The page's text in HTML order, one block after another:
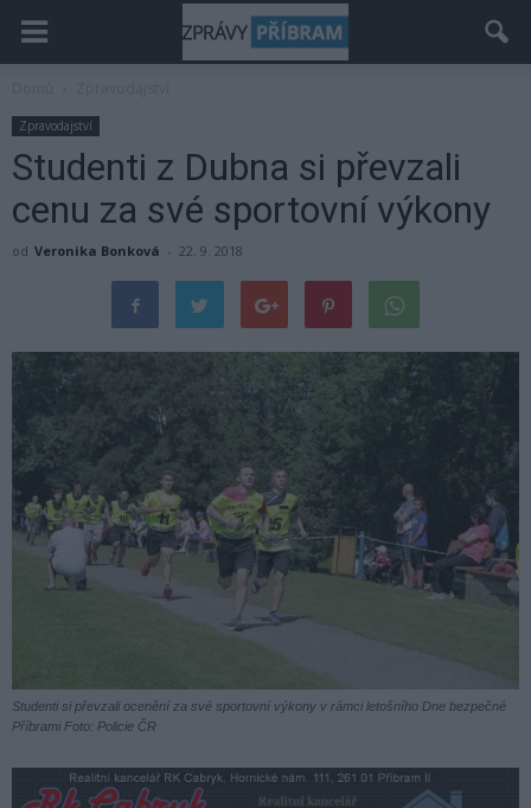
Zpravodajství
Studenti z Dubna si převzali
cenu za své sportovní výkony
od Veronika Bonková - 22. 9. 2018
Studenti si převzali ocenění za své sportovní výkony v rámci letošního Dne bezpečné
Příbrami Foto: Policie ČR